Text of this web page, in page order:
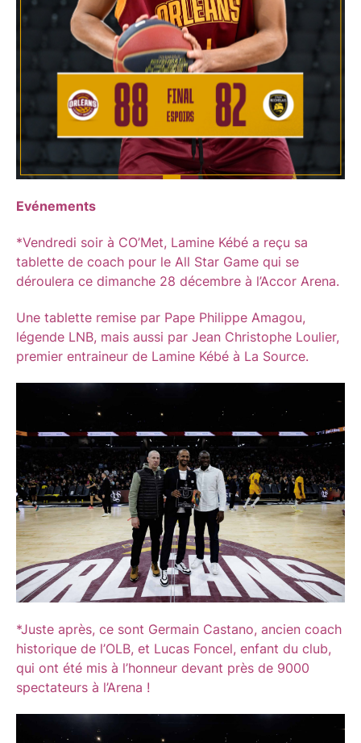
Evénements
*Vendredi soir à CO’Met, Lamine Kébé a reçu sa
tablette de coach pour le All Star Game qui se
déroulera ce dimanche 28 décembre à l’Accor Arena.
Une tablette remise par Pape Philippe Amagou,
légende LNB, mais aussi par Jean Christophe Loulier,
premier entraineur de Lamine Kébé à La Source.
*Juste après, ce sont Germain Castano, ancien coach
historique de l’OLB, et Lucas Foncel, enfant du club,
qui ont été mis à l’honneur devant près de 9000
spectateurs à l’Arena !